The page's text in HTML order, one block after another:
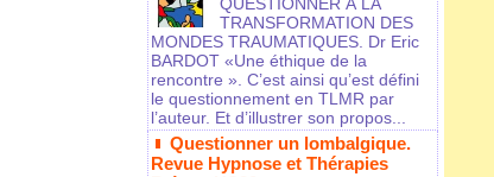
TRANSFORMATION DES
MONDES TRAUMATIQUES. Dr Eric
BARDOT «Une éthique de la
rencontre ». C’est ainsi qu’est défini
le questionnement en TLMR par
l’auteur. Et d’illustrer son propos...
Questionner un lombalgique.
Revue Hypnose et Thérapies